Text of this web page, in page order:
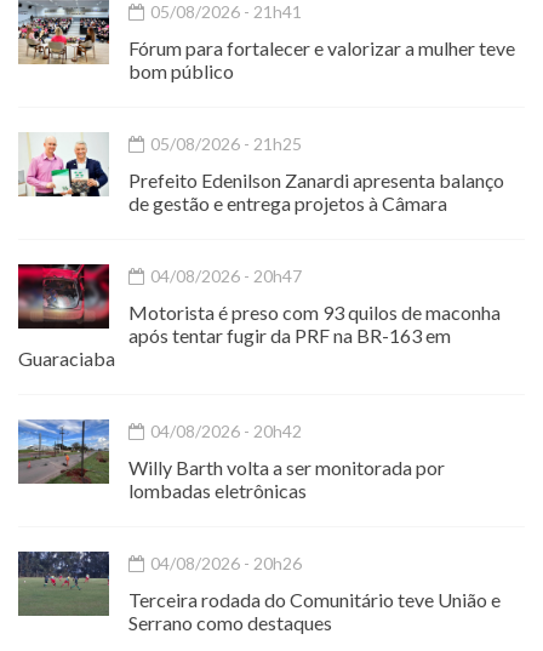
05/08/2026 - 21h41
Fórum para fortalecer e valorizar a mulher teve
bom público
05/08/2026 - 21h25
Prefeito Edenilson Zanardi apresenta balanço
de gestão e entrega projetos à Câmara
04/08/2026 - 20h47
Motorista é preso com 93 quilos de maconha
após tentar fugir da PRF na BR-163 em
Guaraciaba
04/08/2026 - 20h42
Willy Barth volta a ser monitorada por
lombadas eletrônicas
04/08/2026 - 20h26
Terceira rodada do Comunitário teve União e
Serrano como destaques